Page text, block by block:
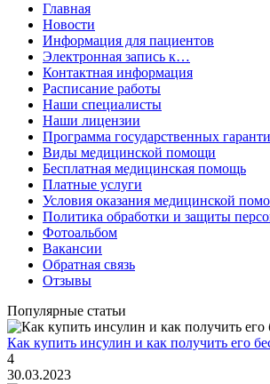
Главная
Новости
Информация для пациентов
Электронная запись к…
Контактная информация
Расписание работы
Наши специалисты
Наши лицензии
Программа государственных
Виды медицинской помощи
Бесплатная медицинская помощь
Платные услуги
Условия оказания медицинской
Политика обработки и защиты
Фотоальбом
Вакансии
Обратная связь
Отзывы
Популярные статьи
Как купить инсулин и как получить его
4
30.03.2023